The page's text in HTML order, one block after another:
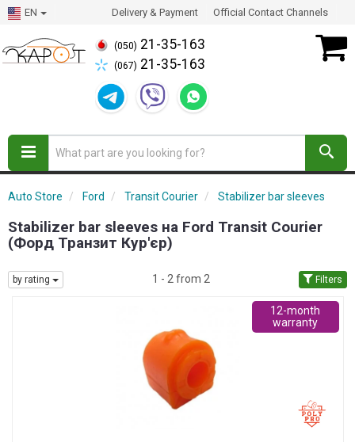
EN Delivery & Payment Official Contact Channels
(050) 21-35-163
(067) 21-35-163
Auto Store Ford Transit Courier Stabilizer bar sleeves
Stabilizer bar sleeves на Ford Transit Courier
(Форд Транзит Кур'єр)
by rating 1 - 2 from 2 Filters
12-month
warranty